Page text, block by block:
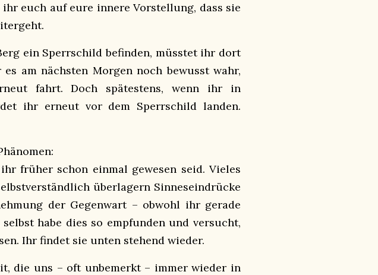
euch auf eure innere Vorstellung, dass sie
ein Sperrschild befinden, müsstet ihr dort
am nächsten Morgen noch bewusst wahr,
fahrt. Doch spätestens, wenn ihr in
ihr erneut vor dem Sperrschild landen.
früher schon einmal gewesen seid. Vieles
überlagern Sinneseindrücke
der Gegenwart – obwohl ihr gerade
habe dies so empfunden und versucht,
Ihr findet sie unten stehend wieder.
die uns – oft unbemerkt – immer wieder in